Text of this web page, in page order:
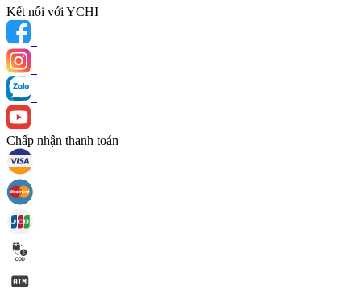
Kết nối với YCHI
Chấp nhận thanh toán